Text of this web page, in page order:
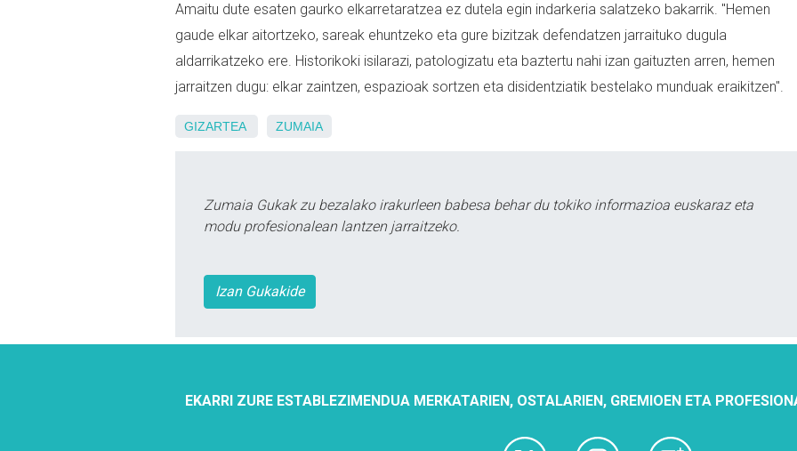
Amaitu dute esaten gaurko elkarretaratzea ez dutela egin indarkeria salatzeko bakarrik. "Hemen
gaude elkar aitortzeko, sareak ehuntzeko eta gure bizitzak defendatzen jarraituko dugula
aldarrikatzeko ere. Historikoki isilarazi, patologizatu eta baztertu nahi izan gaituzten arren, hemen
jarraitzen dugu: elkar zaintzen, espazioak sortzen eta disidentziatik bestelako munduak eraikitzen".
GIZARTEA ZUMAIA
Zumaia Gukak zu bezalako irakurleen babesa behar du tokiko informazioa euskaraz eta
modu profesionalean lantzen jarraitzeko.
Izan Gukakide
EKARRI ZURE ESTABLEZIMENDUA MERKATARIEN, OSTALARIEN, GREMIOEN ETA